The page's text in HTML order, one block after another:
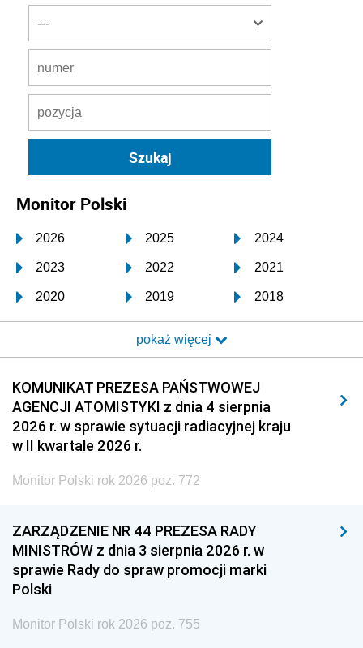
Monitor Polski
2026 2025 2024
2023 2022 2021
2020 2019 2018
2017 2016 2015
2014 2013 2012
2011 2010 2009
2008 2007 2006
2005
1996 1995 1994
1993 1992 1991
1990
1987 1986
pokaż więcej
KOMUNIKAT PREZESA PAŃSTWOWEJ
AGENCJI ATOMISTYKI z dnia 4 sierpnia
2026 r. w sprawie sytuacji radiacyjnej kraju
w II kwartale 2026 r.
Monitor Polski rok 2026 poz. 772
ZARZĄDZENIE NR 44 PREZESA RADY
MINISTRÓW z dnia 3 sierpnia 2026 r. w
sprawie Rady do spraw promocji marki
Polski
Monitor Polski rok 2026 poz. 755